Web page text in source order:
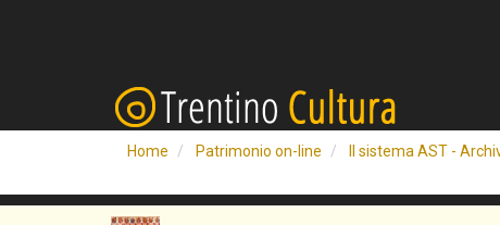
Home Patrimonio on-line Il sistema AST -